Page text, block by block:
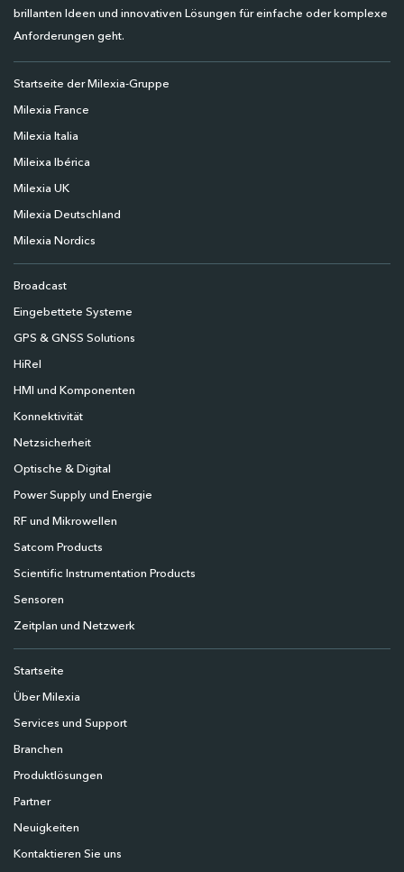
brillanten Ideen und innovativen Lösungen für einfache oder komplexe
Anforderungen geht.
Startseite der Milexia-Gruppe
Milexia France
Milexia Italia
Mileixa Ibérica
Milexia UK
Milexia Deutschland
Milexia Nordics
Broadcast
Eingebettete Systeme
GPS & GNSS Solutions
HiRel
HMI und Komponenten
Konnektivität
Netzsicherheit
Optische & Digital
Power Supply und Energie
RF und Mikrowellen
Satcom Products
Scientific Instrumentation Products
Sensoren
Zeitplan und Netzwerk
Startseite
Über Milexia
Services und Support
Branchen
Produktlösungen
Partner
Neuigkeiten
Kontaktieren Sie uns